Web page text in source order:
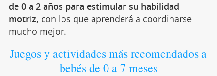
de 0 a 2 años para estimular su habilidad
motriz, con los que aprenderá a coordinarse
mucho mejor.
Juegos y actividades más recomendados a
bebés de 0 a 7 meses